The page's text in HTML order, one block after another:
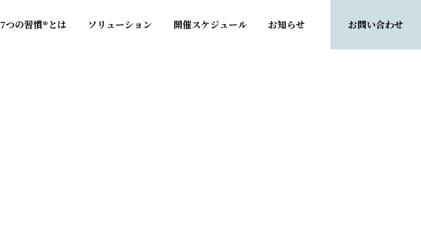
7つの習慣®︎ とは ソリューション 開催スケジュール お知らせ お問い合わせ